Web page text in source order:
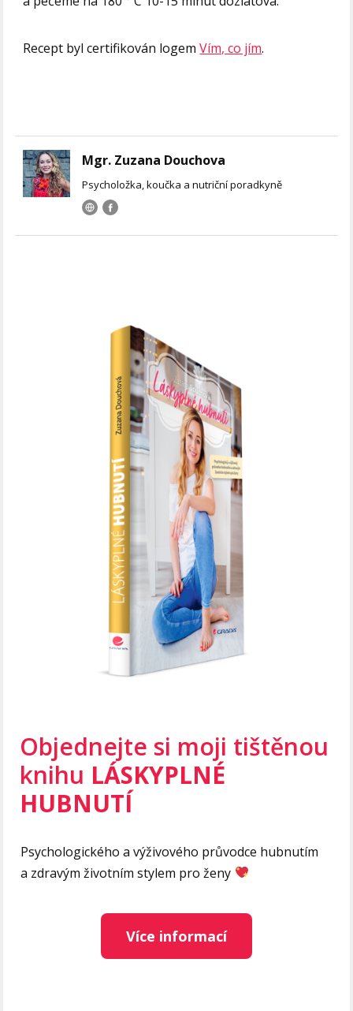
Recept byl certifikován logemVím, co jím.
Mgr. Zuzana Douchova
Psycholožka, koučka a nutriční poradkyně
Objednejte si moji tištěnou
knihu LÁSKYPLNÉ
HUBNUTÍ
Psychologického a výživového průvodce hubnutím
a zdravým životním stylem pro ženy
Více informací